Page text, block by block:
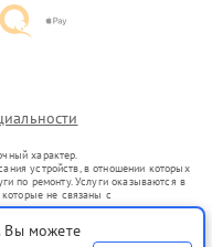
характер.
устройств, в отношении которых
по ремонту. Услуги оказываются в
не связаны с
представителями.
оборот в соответствии
Вы можете